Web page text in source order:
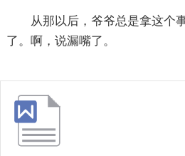
从那以后，爷爷总是拿这个
了。啊，说漏嘴了。